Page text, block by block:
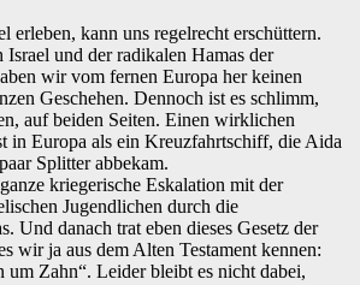
erleben, kann uns regelrecht erschüttern.
und der radikalen Hamas der
wir vom fernen Europa her keinen
Geschehen. Dennoch ist es schlimm,
auf beiden Seiten. Einen wirklichen
in Europa als ein Kreuzfahrtschiff, die Aida
Splitter abbekam.
kriegerische Eskalation mit der
Jugendlichen durch die
Und danach trat eben dieses Gesetz der
wir ja aus dem Alten Testament kennen:
um Zahn“. Leider bleibt es nicht dabei,